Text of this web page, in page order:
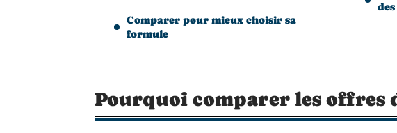
Comparer pour mieux choisir sa
formule
Pourquoi comparer les offres